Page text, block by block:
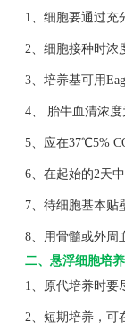
1、细胞要通过充分
2、细胞接种时浓度
3、培养基可用
4、 胎牛血清浓度
5、应在37℃5%
6、在起始的2天中
7、待细胞基本贴壁
8、用骨髓或外周血
二、悬浮细胞培养
1、原代培养时要尽
2、短期培养，可在